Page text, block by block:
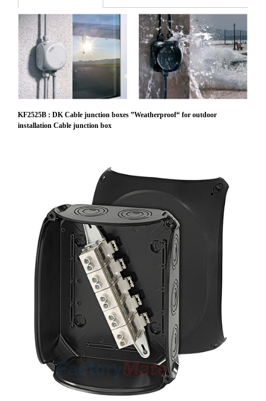
KF2525B : DK Cable junction boxes ”Weatherproof“ for outdoor
installation Cable junction box